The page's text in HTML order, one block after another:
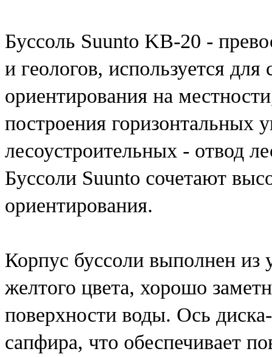
Буссоль Suunto KB-20 -
и геологов, используется
ориентирования на
построения горизонтальных
лесоустроительных - отвод
Буссоли Suunto сочетают
ориентирования.
Корпус буссоли выполнен из
желтого цвета, хорошо
поверхности воды. Ось
сапфира, что обеспечивает